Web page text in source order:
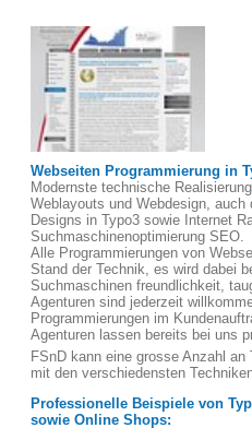
Webseiten Programmierung in
Modernste technische
Weblayouts und Webdesign,
Designs in Typo3 sowie Internet
Suchmaschinenoptimierung SEO.
Alle Programmierungen von
Stand der Technik, es wird dabei
Suchmaschinen freundlichkeit,
Agenturen sind jederzeit
Programmierungen im
Agenturen lassen bereits bei uns
FSnD kann eine grosse Anzahl
mit den verschiedensten
Professionelle Beispiele von
sowie Online Shops: